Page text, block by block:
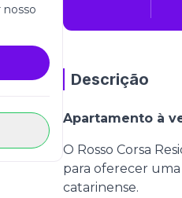
Descrição
Apartamento à
O Rosso Corsa
para oferecer uma
catarinense.